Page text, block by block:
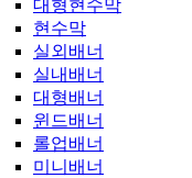
대형현수막
현수막
실외배너
실내배너
대형배너
윈드배너
롤업배너
미니배너